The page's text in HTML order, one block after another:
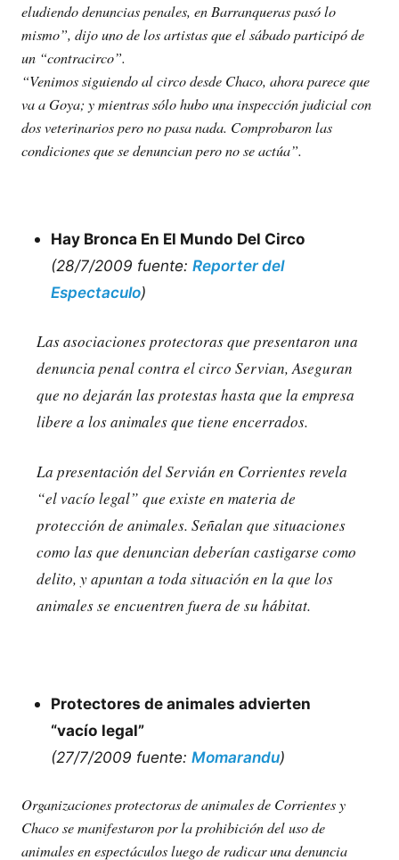
eludiendo denuncias penales, en Barranqueras pasó lo
mismo”, dijo uno de los artistas que el sábado participó de
un “contracirco”.
“Venimos siguiendo al circo desde Chaco, ahora parece que
va a Goya; y mientras sólo hubo una inspección judicial con
dos veterinarios pero no pasa nada. Comprobaron las
condiciones que se denuncian pero no se actúa”.
Hay Bronca En El Mundo Del Circo
(28/7/2009 fuente:Reporter del
Espectaculo)
Las asociaciones protectoras que presentaron una
denuncia penal contra el circo Servian, Aseguran
que no dejarán las protestas hasta que la empresa
libere a los animales que tiene encerrados.
La presentación del Servián en Corrientes revela
“el vacío legal” que existe en materia de
protección de animales. Señalan que situaciones
como las que denuncian deberían castigarse como
delito, y apuntan a toda situación en la que los
animales se encuentren fuera de su hábitat.
Protectores de animales advierten
“vacío legal”
(27/7/2009 fuente:Momarandu)
Organizaciones protectoras de animales de Corrientes y
Chaco se manifestaron por la prohibición del uso de
animales en espectáculos luego de radicar una denuncia